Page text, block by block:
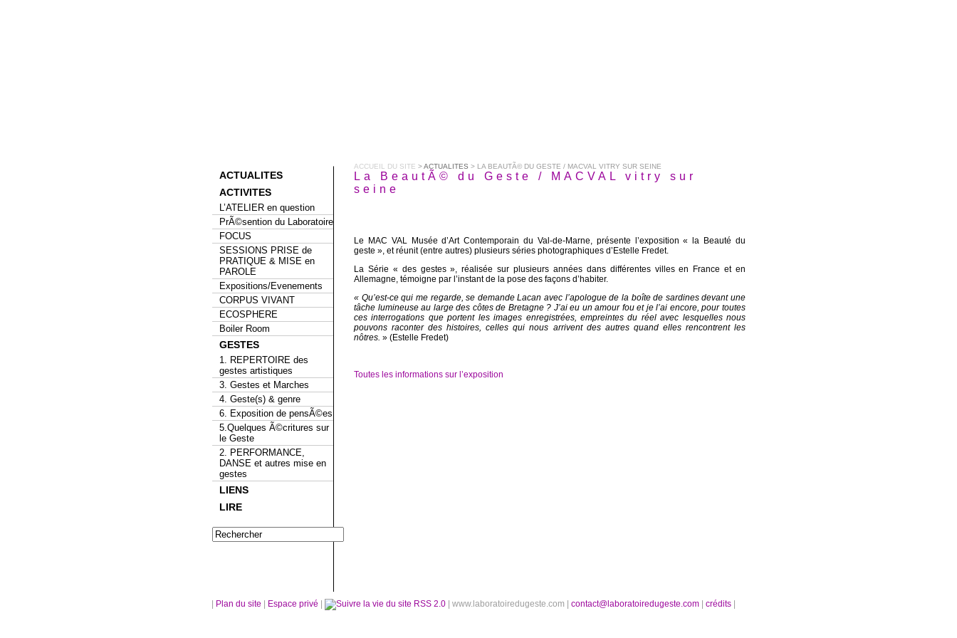
ACTUALITES
ACTIVITES
L’ATELIER en question
PrÃ©sention du Laboratoire
FOCUS
SESSIONS PRISE de
PRATIQUE & MISE en
PAROLE
Expositions/Evenements
CORPUS VIVANT
ECOSPHERE
Boiler Room
GESTES
1. REPERTOIRE des
gestes artistiques
3. Gestes et Marches
4. Geste(s) & genre
6. Exposition de pensÃ©es
5.Quelques Ã©critures sur
le Geste
2. PERFORMANCE,
DANSE et autres mise en
gestes
LIENS
LIRE
ACCUEIL DU SITE >ACTUALITES > LA BEAUTÃ© DU GESTE / MACVAL VITRY SUR SEINE
La BeautÃ© du Geste / MACVAL vitry sur
seine
Le MAC VAL Musée d’Art Contemporain du Val-de-Marne, présente l’exposition « la Beauté du
geste », et réunit (entre autres) plusieurs séries photographiques d’Estelle Fredet.
La Série « des gestes », réalisée sur plusieurs années dans différentes villes en France et en
Allemagne, témoigne par l’instant de la pose des façons d’habiter.
« Qu’est-ce qui me regarde, se demande Lacan avec l’apologue de la boîte de sardines devant une
tâche lumineuse au large des côtes de Bretagne ? J’ai eu un amour fou et je l’ai encore, pour toutes
ces interrogations que portent les images enregistrées, empreintes du réel avec lesquelles nous
pouvons raconter des histoires, celles qui nous arrivent des autres quand elles rencontrent les
nôtres. » (Estelle Fredet)
Toutes les informations sur l’exposition
Plan du site Espace privé RSS 2.0 | www.laboratoiredugeste.com | contact@laboratoiredugeste.com crédits